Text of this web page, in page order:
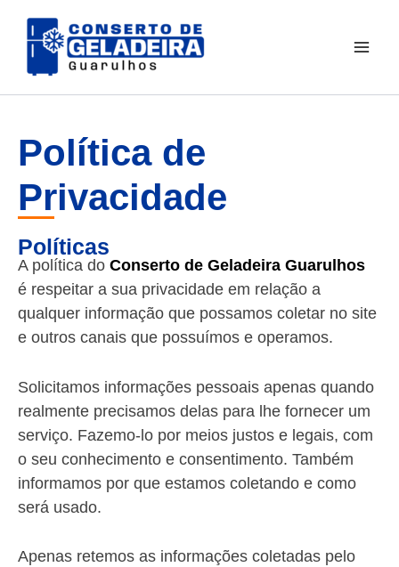
para
Política de
Privacidade
Políticas
A política do Conserto de Geladeira Guarulhos
é respeitar a sua privacidade em relação a
qualquer informação que possamos coletar no site
e outros canais que possuímos e operamos.
Solicitamos informações pessoais apenas quando
realmente precisamos delas para lhe fornecer um
serviço. Fazemo-lo por meios justos e legais, com
o seu conhecimento e consentimento. Também
informamos por que estamos coletando e como
será usado.
Apenas retemos as informações coletadas pelo